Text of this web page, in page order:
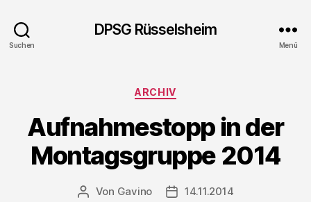
Suchen
DPSG Rüsselsheim
Menü
Kategorien
ARCHIV
Aufnahmestopp in der
Montagsgruppe 2014
Beitragsautor
Von Gavino Veröffentlichungsdatum
14.11.2014